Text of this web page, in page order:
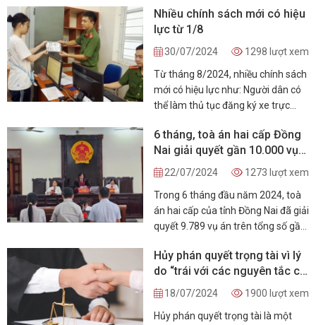
Nhiều chính sách mới có hiệu
lực từ 1/8
30/07/2024
1298 lượt xem
Từ tháng 8/2024, nhiều chính sách
mới có hiệu lực như: Người dân có
thể làm thủ tục đăng ký xe trực
đất có hiệu lực; Sử dụng tài khoản
VNeID đăng ký tài khoản thuế điện
tử;...
6 tháng, toà án hai cấp Đồng
Nai giải quyết gần 10.000 vụ
án22/07/2024
1273 lượt xem
Trong 6 tháng đầu năm 2024, toà
án hai cấp của tỉnh Đồng Nai đã giải
quyết 9.789 vụ án trên tổng số gần
Hủy phán quyết trọng tài vì lý
do “trái với các nguyên tắc cơ
bản của pháp luật Việt Nam”:
Thực trạng, bất cập và hướng
hoàn thiện
18/07/2024
1900 lượt xem
Hủy phán quyết trọng tài là một